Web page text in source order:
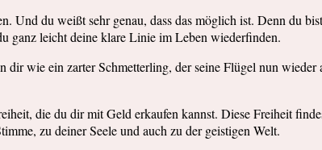
Und du weißt sehr genau, dass das möglich ist. Denn du
ganz leicht deine klare Linie im Leben wiederfinden.
wie ein zarter Schmetterling, der seine Flügel nun
die du dir mit Geld erkaufen kannst. Diese Freiheit
zu deiner Seele und auch zu der geistigen Welt.